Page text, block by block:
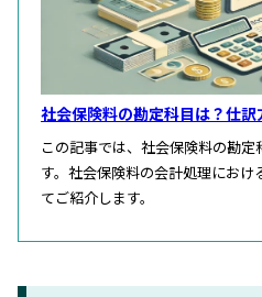
社会保険料の勘定科目は？仕訳
この記事では、社会保険料の勘
す。社会保険料の会計処理にお
てご紹介します。